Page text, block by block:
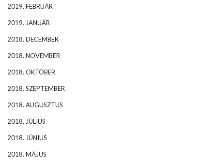
2019. FEBRUÁR
2019. JANUÁR
2018. DECEMBER
2018. NOVEMBER
2018. OKTÓBER
2018. SZEPTEMBER
2018. AUGUSZTUS
2018. JÚLIUS
2018. JÚNIUS
2018. MÁJUS